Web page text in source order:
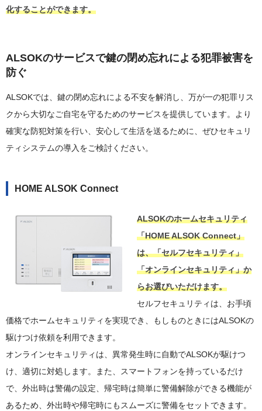
化することができます。
ALSOKのサービスで鍵の閉め忘れによる犯罪被害を
防ぐ
ALSOKでは、鍵の閉め忘れによる不安を解消し、万が一の犯罪リス
クから大切なご自宅を守るためのサービスを提供しています。より
確実な防犯対策を行い、安心して生活を送るために、ぜひセキュリ
ティシステムの導入をご検討ください。
HOME ALSOK Connect
ALSOKのホームセキュリティ
「HOME ALSOK Connect」
は、「セルフセキュリティ」
「オンラインセキュリティ」か
らお選びいただけます。
セルフセキュリティは、お手頃
価格でホームセキュリティを実現でき、もしものときにはALSOKの
駆けつけ依頼を利用できます。
オンラインセキュリティは、異常発生時に自動でALSOKが駆けつ
け、適切に対処します。また、スマートフォンを持っているだけ
で、外出時は警備の設定、帰宅時は簡単に警備解除ができる機能が
あるため、外出時や帰宅時にもスムーズに警備をセットできます。